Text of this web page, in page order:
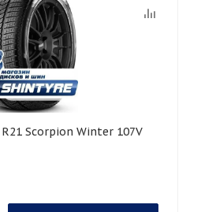
45 R21 Scorpion Winter 107V